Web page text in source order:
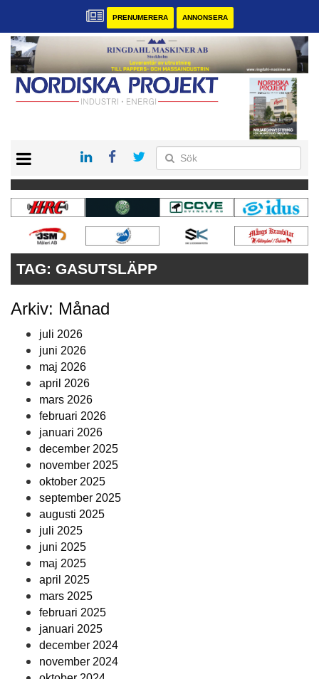
PRENUMERERA ANNONSERA
KONTAKT
VÅRA ANDRA MAGASIN
PRENUMERERA
ANNONSERA
TAG: GASUTSLÄPP
Arkiv: Månad
juli 2026
juni 2026
maj 2026
april 2026
mars 2026
februari 2026
januari 2026
december 2025
november 2025
oktober 2025
september 2025
augusti 2025
juli 2025
juni 2025
maj 2025
april 2025
mars 2025
februari 2025
januari 2025
december 2024
november 2024